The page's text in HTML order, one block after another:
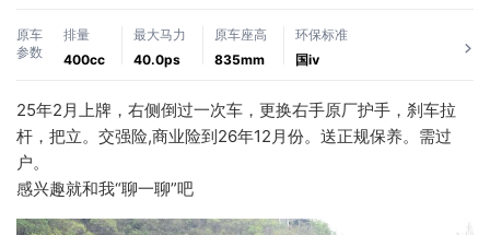
原车
参数
排量
400cc
最大马力
40.0ps
原车座高
835mm
环保标准
国ⅳ
25年2月上牌，右侧倒过一次车，更换右手原厂护手，刹车拉
杆，把立。交强险,商业险到26年12月份。送正规保养。需过
户。
感兴趣就和我“聊一聊”吧